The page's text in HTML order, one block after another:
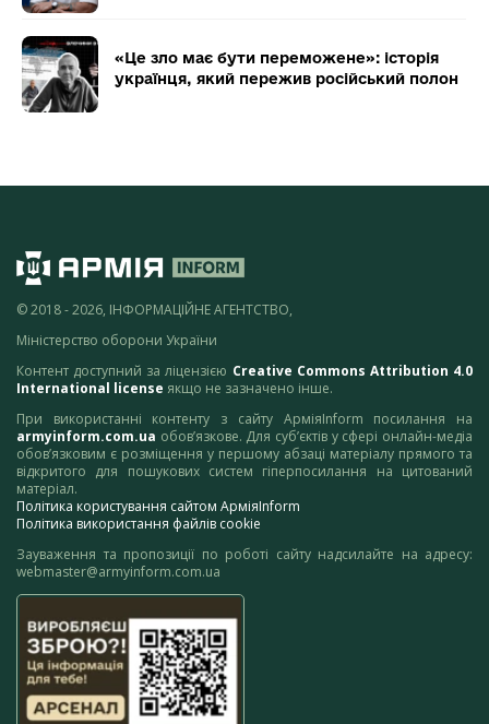
«Це зло має бути переможене»: історія
українця, який пережив російський полон
© 2018 - 2026, ІНФОРМАЦІЙНЕ АГЕНТСТВО,
Міністерство оборони України
Контент доступний за ліцензією Creative Commons Attribution 4.0
International license якщо не зазначено інше.
При використанні контенту з сайту АрміяInform посилання на
armyinform.com.ua обов’язкове. Для суб’єктів у сфері онлайн-медіа
обов’язковим є розміщення у першому абзаці матеріалу прямого та
відкритого для пошукових систем гіперпосилання на цитований
матеріал.
Політика користування сайтом АрміяInform
Політика використання файлів cookie
Зауваження та пропозиції по роботі сайту надсилайте на адресу:
webmaster@armyinform.com.ua